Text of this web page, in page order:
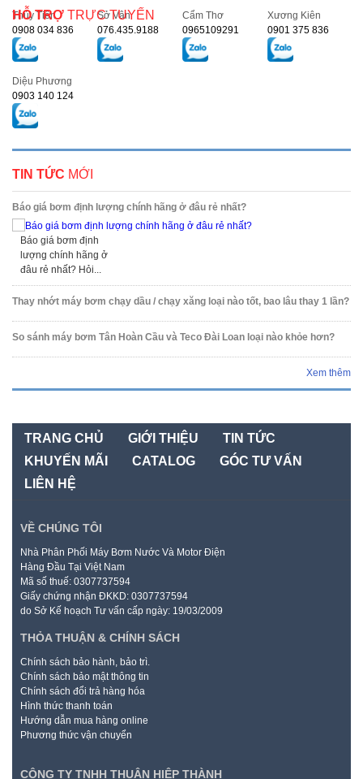
HỖ TRỢ TRỰC TUYẾN
Thủy Tiên
0908 034 836
Sở Vân
076.435.9188
Cẩm Thơ
0965109291
Xương Kiên
0901 375 836
Diệu Phương
0903 140 124
TIN TỨC MỚI
Báo giá bơm định lượng chính hãng ở đâu rẻ nhất?
Báo giá bơm định
lượng chính hãng ở
đâu rẻ nhất? Hỏi...
Thay nhớt máy bơm chạy dầu / chạy xăng loại nào tốt, bao lâu thay 1 lần?
So sánh máy bơm Tân Hoàn Cầu và Teco Đài Loan loại nào khỏe hơn?
Xem thêm
TRANG CHỦ GIỚI THIỆU
TIN TỨC
KHUYẾN MÃI
CATALOG
GÓC TƯ VẤN
LIÊN HỆ
VỀ CHÚNG TÔI
Nhà Phân Phối Máy Bơm Nước Và Motor Điện
Hàng Đầu Tại Việt Nam
Mã số thuế: 0307737594
Giấy chứng nhận ĐKKD: 0307737594
do Sở Kế hoạch Tư vấn cấp ngày: 19/03/2009
THỎA THUẬN & CHÍNH SÁCH
Chính sách bảo hành, bảo trì.
Chính sách bảo mật thông tin
Chính sách đổi trả hàng hóa
Hình thức thanh toán
Hướng dẫn mua hàng online
Phương thức vận chuyển
CÔNG TY TNHH THUẬN HIỆP THÀNH